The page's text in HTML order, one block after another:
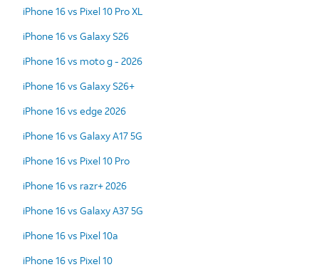
iPhone 16 vs Pixel 10 Pro XL
iPhone 16 vs Galaxy S26
iPhone 16 vs moto g - 2026
iPhone 16 vs Galaxy S26+
iPhone 16 vs edge 2026
iPhone 16 vs Galaxy A17 5G
iPhone 16 vs Pixel 10 Pro
iPhone 16 vs razr+ 2026
iPhone 16 vs Galaxy A37 5G
iPhone 16 vs Pixel 10a
iPhone 16 vs Pixel 10